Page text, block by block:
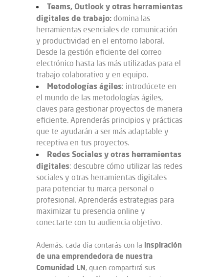
Teams, Outlook y otras herramientas
digitales de trabajo: domina las
herramientas esenciales de comunicación
y productividad en el entorno laboral.
Desde la gestión eficiente del correo
electrónico hasta las más utilizadas para el
trabajo colaborativo y en equipo.
Metodologías ágiles: introdúcete en
el mundo de las metodologías ágiles,
claves para gestionar proyectos de manera
eficiente. Aprenderás principios y prácticas
que te ayudarán a ser más adaptable y
receptiva en tus proyectos.
Redes Sociales y otras herramientas
digitales: descubre cómo utilizar las redes
sociales y otras herramientas digitales
para potenciar tu marca personal o
profesional. Aprenderás estrategias para
maximizar tu presencia online y
conectarte con tu audiencia objetivo.
Además, cada día contarás con la inspiración
de una emprendedora de nuestra
Comunidad LN, quien compartirá sus